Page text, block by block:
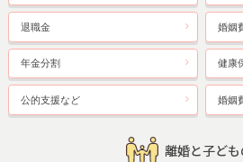
退職金 婚姻
年金分割 健康
公的支援など 婚姻
離婚と子ど